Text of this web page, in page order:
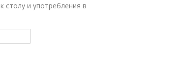
столу и употребления в